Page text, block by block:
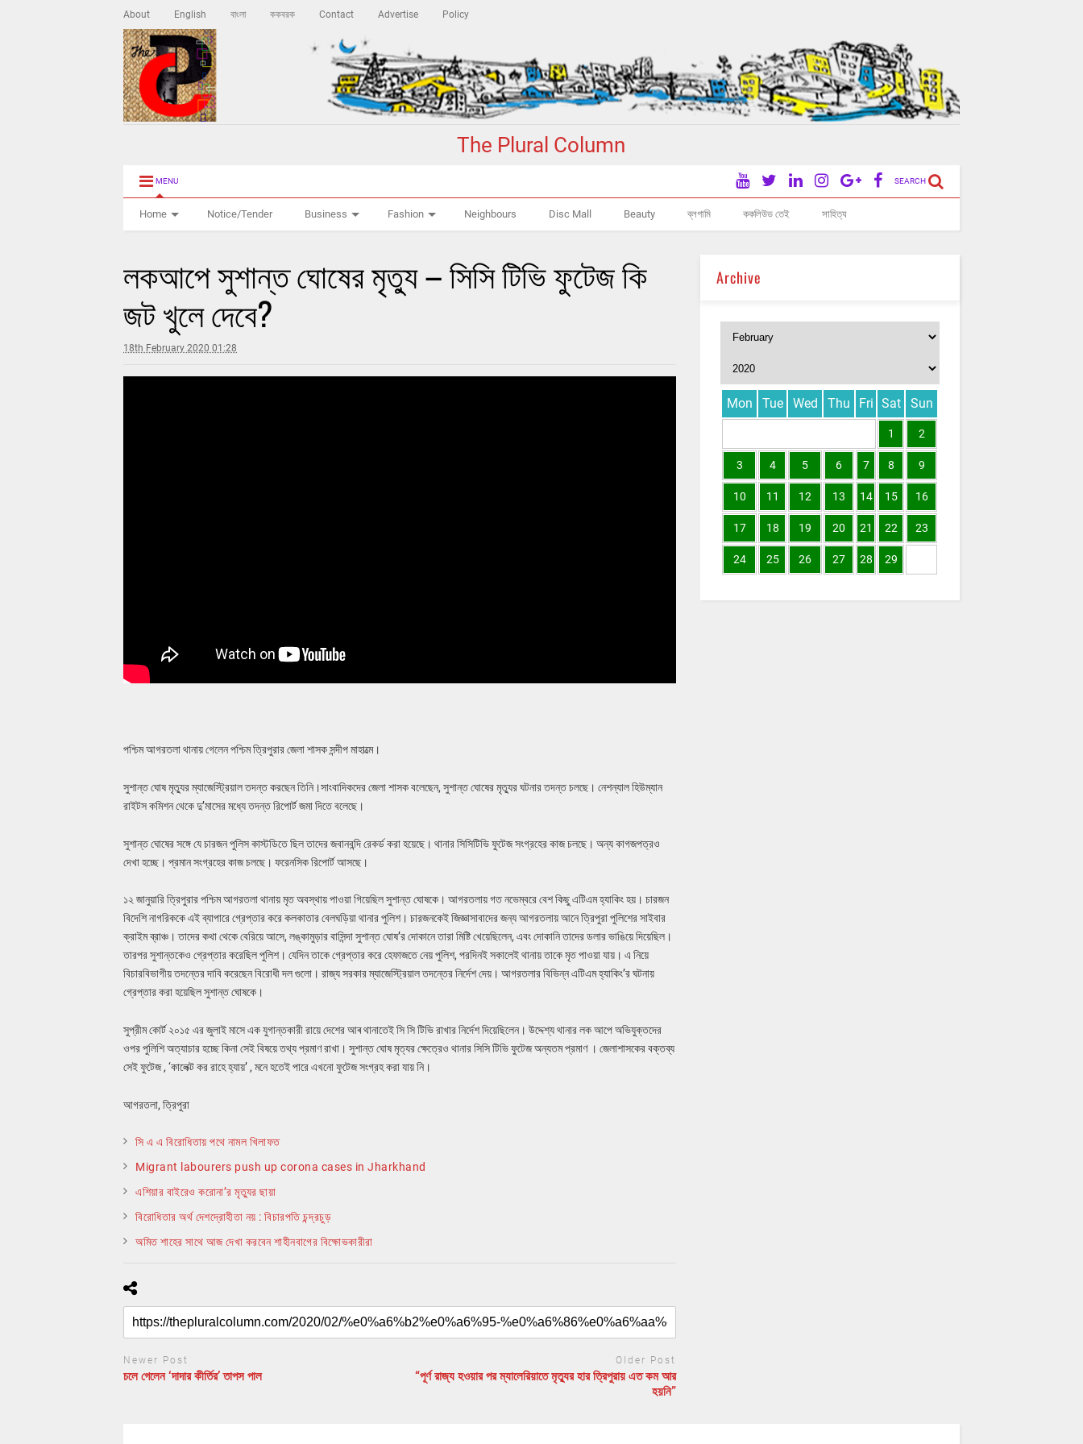
About English বাংলা ককবরক Contact Advertise Policy
The Plural Column
MENU SEARCH
Home Notice/Tender Business Fashion Neighbours Disc Mall Beauty ব্লগামি ককলিউড তেই সাহিত্য
লকআপে সুশান্ত ঘোষের মৃত্যু – সিসি টিভি ফুটেজ কি
জট খুলে দেবে?
18th February 2020 01:28
পশ্চিম আগরতলা থানায় গেলেন পশ্চিম ত্রিপুরার জেলা শাসক সন্দীপ মাহাত্মে।
সুশান্ত ঘোষ মৃত্যুর ম্যাজেস্ট্রিয়াল তদন্ত করছেন তিনি।সাংবাদিকদের জেলা শাসক বলেছেন, সুশান্ত ঘোষের মৃত্যুর ঘটনার তদন্ত চলছে। নেশন্যাল হিউম্যান
রাইটস কমিশন থেকে দু’মাসের মধ্যে তদন্ত রিপোর্ট জমা দিতে বলেছে।
সুশান্ত ঘোষের সঙ্গে যে চারজন পুলিস কাস্টডিতে ছিল তাদের জবানবন্দি রেকর্ড করা হয়েছে। থানার সিসিটিভি ফুটেজ সংগ্রহের কাজ চলছে। অন্য কাগজপত্রও
দেখা হচ্ছে। প্রমান সংগ্রহের কাজ চলছে। ফরেনসিক রিপোর্ট আসছে।
১২ জানুয়ারি ত্রিপুরার পশ্চিম আগরতলা থানায় মৃত অবস্থায় পাওয়া গিয়েছিল সুশান্ত ঘোষকে। আগরতলায় গত নভেম্বরে বেশ কিছু এটিএম হ্যাকিং হয়। চারজন
বিদেশি নাগরিককে এই ব্যাপারে গ্রেপ্তার করে কলকাতার বেলঘড়িয়া থানার পুলিশ। চারজনকেই জিজ্ঞাসাবাদের জন্য আগরতলায় আনে ত্রিপুরা পুলিশের সাইবার
ক্রাইম ব্রাঞ্চ। তাদের কথা থেকে বেরিয়ে আসে, লঙ্কামুড়ার বাসিন্দা সুশান্ত ঘোষ’র দোকানে তারা মিষ্টি খেয়েছিলেন, এবং দোকানি তাদের ডলার ভাঙিয়ে দিয়েছিল।
তারপর সুশান্তকেও গ্রেপ্তার করেছিল পুলিশ। যেদিন তাকে গ্রেপ্তার করে হেফাজতে নেয় পুলিশ, পরদিনই সকালেই থানায় তাকে মৃত পাওয়া যায়। এ নিয়ে
বিচারবিভাগীয় তদন্তের দাবি করেছেন বিরোধী দল গুলো। রাজ্য সরকার ম্যাজেস্ট্রিয়াল তদন্তের নির্দেশ দেয়। আগরতলার বিভিন্ন এটিএম হ্যাকিং’র ঘটনায়
গ্রেপ্তার করা হয়েছিল সুশান্ত ঘোষকে।
সুপ্রীম কোর্ট ২০১৫ এর জুলাই মাসে এক যুগান্তকারী রায়ে দেশের আৰ থানাতেই সি সি টিভি রাখার নির্দেশ দিয়েছিলেন। উদ্দেশ্য থানার লক আপে অভিযুক্তদের
ওপর পুলিশি অত্যাচার হচ্ছে কিনা সেই বিষয়ে তথ্য প্রমাণ রাখা। সুশান্ত ঘোষ মৃত্যর ক্ষেত্রেও থানার সিসি টিভি ফুটেজ অন্যতম প্রমাণ । জেলাশাসকের বক্তব্য
সেই ফুটেজ , ‘কালেক্ট কর রাহে হ্যায়’ , মনে হতেই পারে এখনো ফুটেজ সংগ্রহ করা যায় নি।
আগরতলা, ত্রিপুরা
সি এ এ বিরোধিতায় পথে নামল খিলাফত
Migrant labourers push up corona cases in Jharkhand
এশিয়ার বাইরেও করোনা’র মৃত্যুর ছায়া
বিরোধিতার অর্থ দেশদ্রোহীতা নয় : বিচারপতি চন্দ্রচুড়
অমিত শাহের সাথে আজ দেখা করবেন শাহীনবাগের বিক্ষোভকারীরা
Newer Post
চলে গেলেন ‘দাদার কীর্তির’ তাপস পাল
Older Post
“পূর্ণ রাজ্য হওয়ার পর ম্যালেরিয়াতে মৃত্যুর হার ত্রিপুরায় এত কম আর
হয়নি”
Archive
Mon Tue Wed Thu Fri Sat Sun
1 2
3 4 5 6 7 8 9
10 11 12 13 14 15 16
17 18 19 20 21 22 23
24 25 26 27 28 29